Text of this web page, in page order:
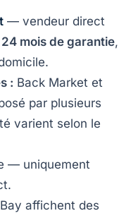
— vendeur direct
24 mois de garantie,
: Back Market et
par plusieurs
varient selon le
— uniquement
affichent des